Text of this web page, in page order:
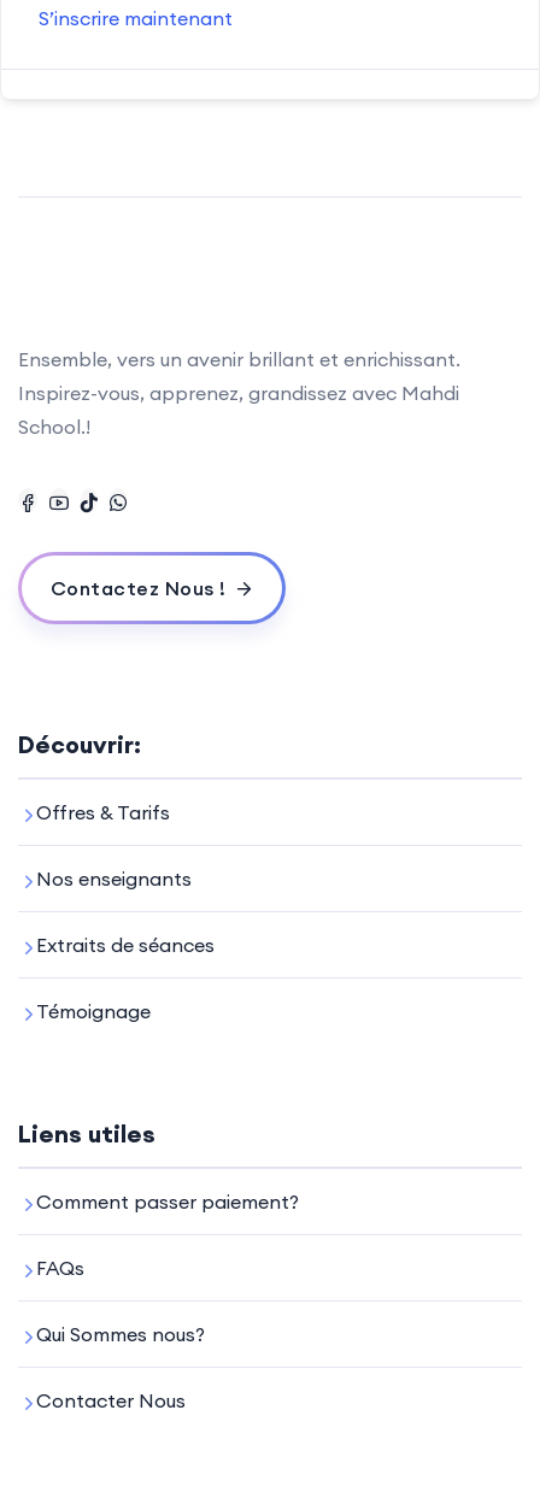
S’inscrire maintenant
Ensemble, vers un avenir brillant et enrichissant.
Inspirez-vous, apprenez, grandissez avec Mahdi
School.!
Contactez Nous !
Découvrir:
Offres & Tarifs
Nos enseignants
Extraits de séances
Témoignage
Liens utiles
Comment passer paiement?
FAQs
Qui Sommes nous?
Contacter Nous